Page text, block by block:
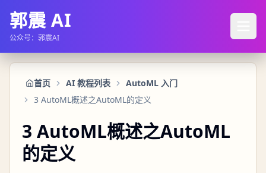
郭震 AI
公众号：郭震AI
首页 AI 教程列表
AutoML 入门
3 AutoML概述之AutoML的定义
3 AutoML概述之AutoML
的定义